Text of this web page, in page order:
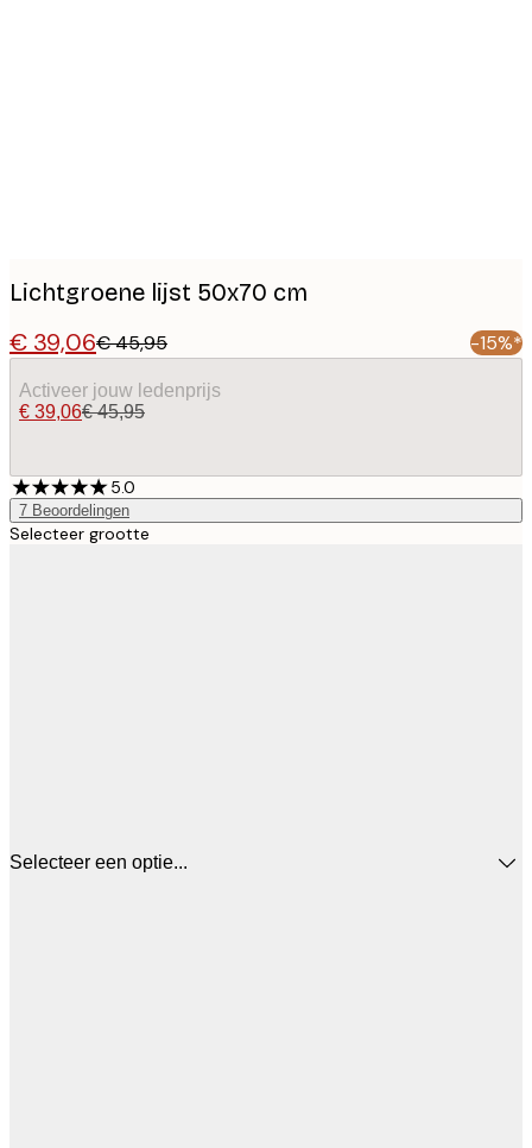
Lichtgroene lijst 50x70 cm
€ 39,06€ 45,95 -15%*
Activeer jouw ledenprijs
€ 39,06€ 45,95
5.0
7 Beoordelingen
Selecteer grootte
Selecteer een optie...